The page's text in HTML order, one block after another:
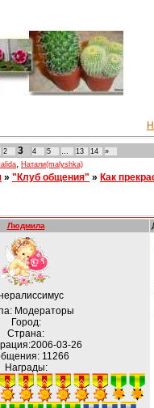
2 3 4 5 … 13 14 »
, Натали(malyshka)
» "Клуб общения" » Как
Людмила
Модераторы
Город:
Страна:
03-26
11266
Награды: